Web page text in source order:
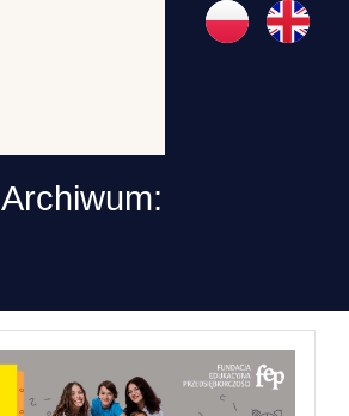
Archiwum: